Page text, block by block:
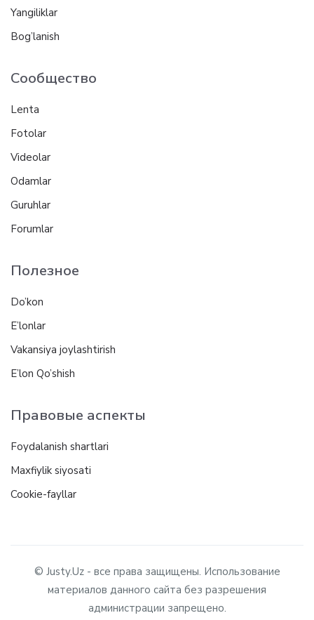
Yangiliklar
Bog’lanish
Сообщество
Lenta
Fotolar
Videolar
Odamlar
Guruhlar
Forumlar
Полезное
Do’kon
E’lonlar
Vakansiya joylashtirish
E’lon Qo’shish
Правовые аспекты
Foydalanish shartlari
Maxfiylik siyosati
Cookie-fayllar
© Justy.Uz - все права защищены. Использование
материалов данного сайта без разрешения
администрации запрещено.